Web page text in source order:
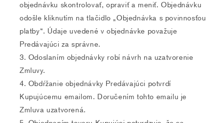
objednávku skontrolovať, opraviť a meniť. Objednávku
odošle kliknutím na tlačidlo „Objednávka s povinnosťou
platby“. Údaje uvedené v objednávke považuje
Predávajúci za správne.
Odoslaním objednávky robí návrh na uzatvorenie
Zmluvy.
Obdŕžanie objednávky Predávajúci potvrdí
Kupujúcemu emailom. Doručením tohto emailu je
Zmluva uzatvorená.